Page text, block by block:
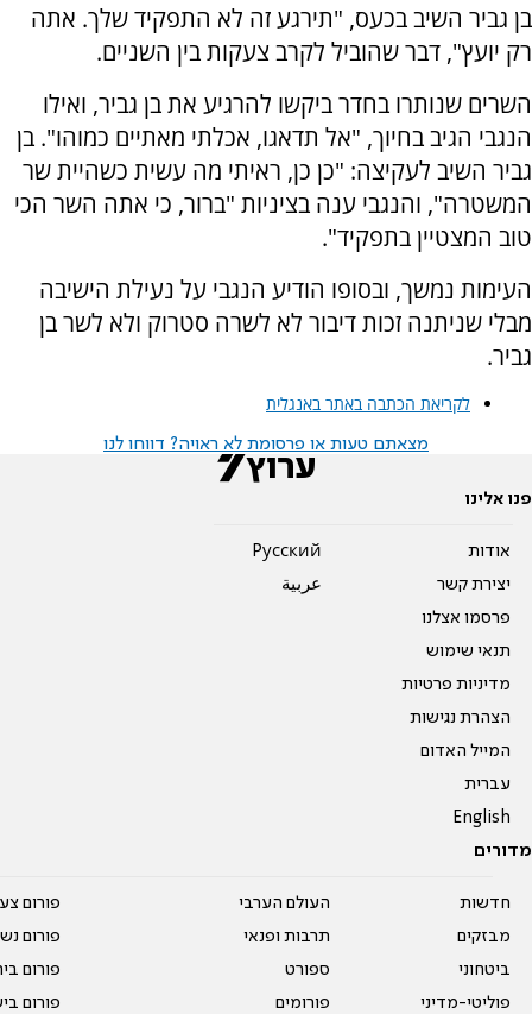
בן גביר השיב בכעס, "תירגע זה לא התפקיד שלך. אתה
רק יועץ", דבר שהוביל לקרב צעקות בין השניים.
השרים שנותרו בחדר ביקשו להרגיע את בן גביר, ואילו
הנגבי הגיב בחיוך, "אל תדאגו, אכלתי מאתיים כמוהו". בן
גביר השיב לעקיצה: "כן כן, ראיתי מה עשית כשהיית שר
המשטרה", והנגבי ענה בציניות "ברור, כי אתה השר הכי
טוב המצטיין בתפקיד".
העימות נמשך, ובסופו הודיע הנגבי על נעילת הישיבה
מבלי שניתנה זכות דיבור לא לשרה סטרוק ולא לשר בן
גביר.
לקריאת הכתבה באתר באנגלית
מצאתם טעות או פרסומת לא ראויה? דווחו לנו
פנו אלינו
אודות
יצירת קשר
פרסמו אצלנו
תנאי שימוש
מדיניות פרטיות
הצהרת נגישות
המייל האדום
עברית
English
Pусский
عربية
מדורים
חדשות
מבזקים
ביטחוני
פוליטי-מדיני
העולם הערבי
תרבות ופנאי
ספורט
פורומים
פורום
פורום
פורום
פורום